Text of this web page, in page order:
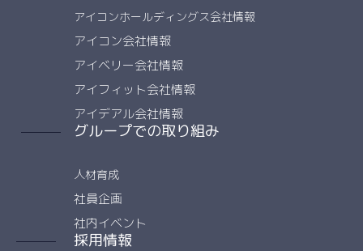
アイコンホールディングス会社情報
アイコン会社情報
アイベリー会社情報
アイフィット会社情報
アイデアル会社情報
グループでの取り組み
人材育成
社員企画
社内イベント
採用情報